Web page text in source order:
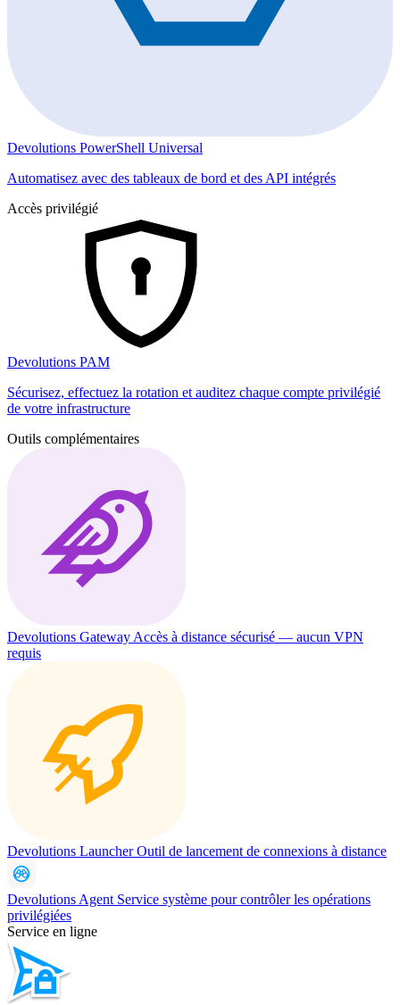
Devolutions PowerShell Universal
Automatisez avec des tableaux de bord et des API intégrés
Accès privilégié
Devolutions PAM
Sécurisez, effectuez la rotation et auditez chaque compte privilégié
de votre infrastructure
Outils complémentaires
Devolutions Gateway Accès à distance sécurisé — aucun VPN
requis
Devolutions Launcher Outil de lancement de connexions à distance
Devolutions Agent Service système pour contrôler les opérations
privilégiées
Service en ligne